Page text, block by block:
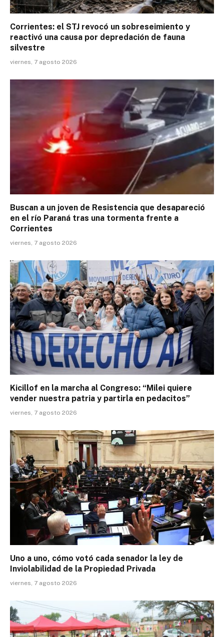
Corrientes: el STJ revocó un sobreseimiento y
reactivó una causa por depredación de fauna
silvestre
viernes, 7 agosto 2026
Buscan a un joven de Resistencia que desapareció
en el río Paraná tras una tormenta frente a
Corrientes
viernes, 7 agosto 2026
Kicillof en la marcha al Congreso: “Milei quiere
vender nuestra patria y partirla en pedacitos”
viernes, 7 agosto 2026
Uno a uno, cómo votó cada senador la ley de
Inviolabilidad de la Propiedad Privada
viernes, 7 agosto 2026